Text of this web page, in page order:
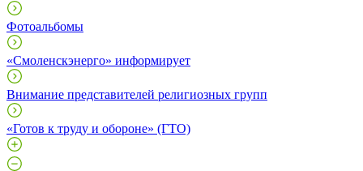
Фотоальбомы
«Смоленскэнерго» информирует
Внимание представителей религиозных групп
«Готов к труду и обороне» (ГТО)